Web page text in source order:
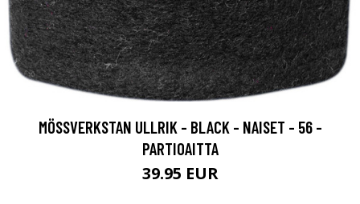
MÖSSVERKSTAN ULLRIK - BLACK - NAISET - 56 -
PARTIOAITTA
39.95 EUR